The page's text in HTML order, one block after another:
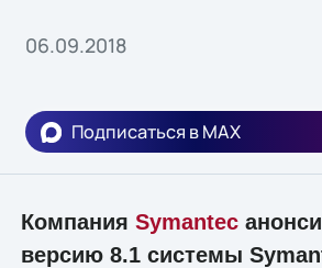
06.09.2018
Подписаться в MAX
Компания Symantec
версию 8.1 системы